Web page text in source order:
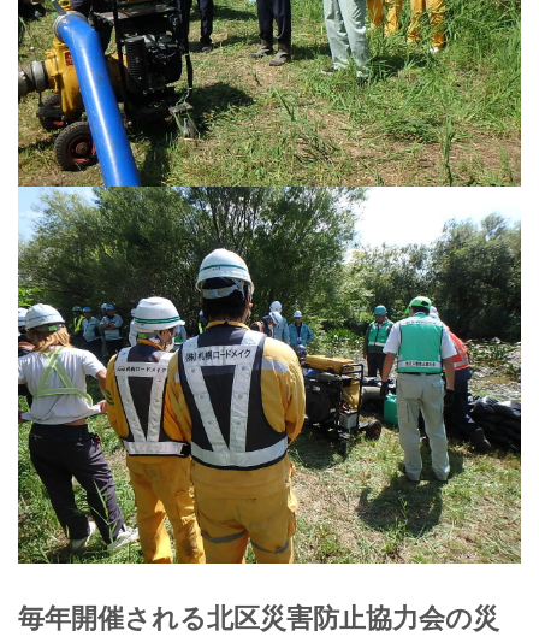
毎年開催される北区災害防止協力会の災